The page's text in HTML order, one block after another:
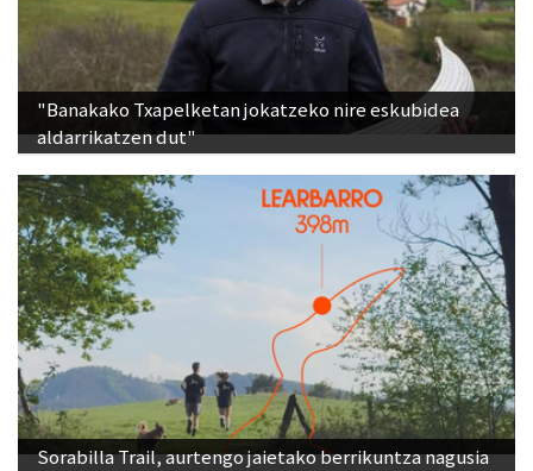
"Banakako Txapelketan jokatzeko nire eskubidea
aldarrikatzen dut"
Sorabilla Trail, aurtengo jaietako berrikuntza nagusia